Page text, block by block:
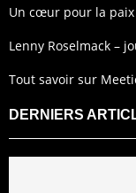
Un cœur pour la
Lenny Roselmack –
Tout savoir sur
DERNIERS